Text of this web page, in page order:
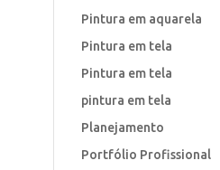
Pintura em aquarela
Pintura em tela
Pintura em tela
pintura em tela
Planejamento
Portfólio Profissional